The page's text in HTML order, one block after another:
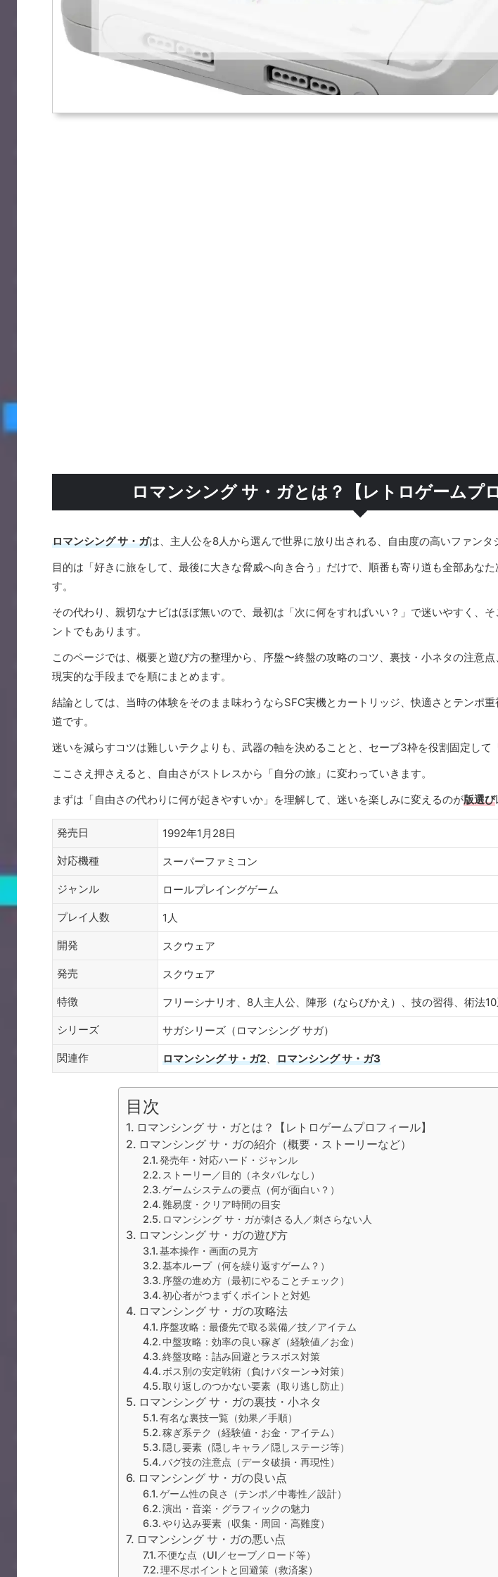
ロマンシング サ・ガとは？【レトロゲームプ
ロマンシング サ・ガは、主人公を8人から選んで世界に放り出される、自由度の高いファンタ
目的は「好きに旅をして、最後に大きな脅威へ向き合う」だけで、順番も寄り道も全部あな
す。
その代わり、親切なナビはほぼ無いので、最初は「次に何をすればいい？」で迷いやすく、そ
ントでもあります。
このページでは、概要と遊び方の整理から、序盤〜終盤の攻略のコツ、裏技・小ネタの注意
現実的な手段までを順にまとめます。
結論としては、当時の体験をそのまま味わうならSFC実機とカートリッジ、快適さとテンポ
道です。
迷いを減らすコツは難しいテクよりも、武器の軸を決めることと、セーブ3枠を役割固定して
ここさえ押さえると、自由さがストレスから「自分の旅」に変わっていきます。
まずは「自由さの代わりに何が起きやすいか」を理解して、迷いを楽しみに変えるのが版選び
発売日 1992年1月28日
対応機種 スーパーファミコン
ジャンル ロールプレイングゲーム
プレイ人数 1人
開発 スクウェア
発売 スクウェア
特徴 フリーシナリオ、8人主人公、陣形（ならびかえ）、技の習得、術法
シリーズ サガシリーズ（ロマンシング サガ）
関連作 ロマンシング サ・ガ2、 ロマンシング サ・ガ3
目次
ロマンシング サ・ガとは？【レトロゲームプロフィール】
ロマンシング サ・ガの紹介（概要・ストーリーなど）
発売年・対応ハード・ジャンル
ストーリー／目的（ネタバレなし）
ゲームシステムの要点（何が面白い？）
難易度・クリア時間の目安
ロマンシング サ・ガが刺さる人／刺さらない人
ロマンシング サ・ガの遊び方
基本操作・画面の見方
基本ループ（何を繰り返すゲーム？）
序盤の進め方（最初にやることチェック）
初心者がつまずくポイントと対処
ロマンシング サ・ガの攻略法
序盤攻略：最優先で取る装備／技／アイテム
中盤攻略：効率の良い稼ぎ（経験値／お金）
終盤攻略：詰み回避とラスボス対策
ボス別の安定戦術（負けパターン→対策）
取り返しのつかない要素（取り逃し防止）
ロマンシング サ・ガの裏技・小ネタ
有名な裏技一覧（効果／手順）
稼ぎ系テク（経験値・お金・アイテム）
隠し要素（隠しキャラ／隠しステージ等）
バグ技の注意点（データ破損・再現性）
ロマンシング サ・ガの良い点
ゲーム性の良さ（テンポ／中毒性／設計）
演出・音楽・グラフィックの魅力
やり込み要素（収集・周回・高難度）
ロマンシング サ・ガの悪い点
不便な点（UI／セーブ／ロード等）
理不尽ポイントと回避策（救済案）